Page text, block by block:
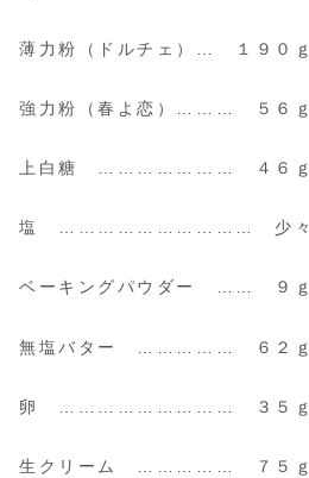
薄力粉（ドルチェ）… １９０ｇ
強力粉（春よ恋）……… ５６ｇ
上白糖 ………………… ４６ｇ
塩 ………………………… 少々
ベーキングパウダー …… ９ｇ
無塩バター …………… ６２ｇ
卵 ……………………… ３５ｇ
生クリーム …………… ７５ｇ